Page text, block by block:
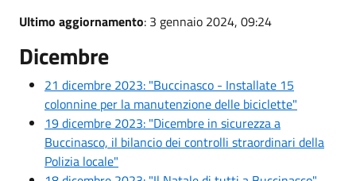
Ultimo aggiornamento: 3 gennaio 2024, 09:24
Dicembre
21 dicembre 2023: "Buccinasco - Installate 15
colonnine per la manutenzione delle biciclette"
19 dicembre 2023: "Dicembre in sicurezza a
Buccinasco, il bilancio dei controlli straordinari della
Polizia locale"